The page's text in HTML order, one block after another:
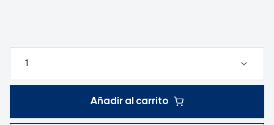
Añadir al carrito